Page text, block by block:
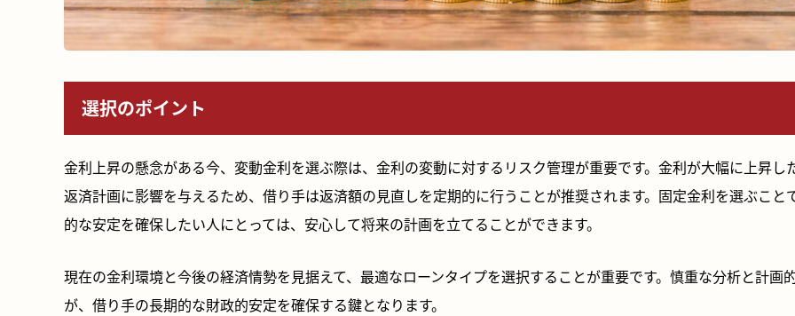
選択のポイント
金利上昇の懸念がある今、変動金利を選ぶ際は、金利の変動に対するリスク管理が重要です。金利が大幅に上昇し
返済計画に影響を与えるため、借り手は返済額の見直しを定期的に行うことが推奨されます。固定金利を選ぶこと
的な安定を確保したい人にとっては、安心して将来の計画を立てることができます。
現在の金利環境と今後の経済情勢を見据えて、最適なローンタイプを選択することが重要です。慎重な分析と計画
が、借り手の長期的な財政的安定を確保する鍵となります。